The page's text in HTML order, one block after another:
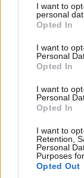
not limited to
grant or deny
use your data
consent section.
I want to
personal
Opted In
I want to
Personal
Opted In
I want to
Personal
Opted In
I want to
Retention,
Personal
Purposes
Opted Out
Το
Έλον Μασκ